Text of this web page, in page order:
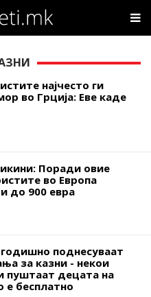
најчесто ги
во Грција: Еве каде
Поради овие
во Европа
до 900 евра
поднесуваат
за казни - некои
пуштаат децата на
е бесплатно